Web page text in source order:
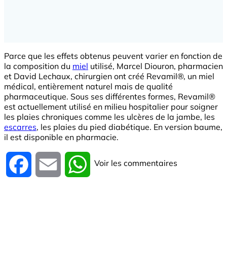
Parce que les effets obtenus peuvent varier en fonction de
la composition du miel utilisé, Marcel Diouron, pharmacien
et David Lechaux, chirurgien ont créé Revamil®, un miel
médical, entièrement naturel mais de qualité
pharmaceutique. Sous ses différentes formes, Revamil®
est actuellement utilisé en milieu hospitalier pour soigner
les plaies chroniques comme les ulcères de la jambe, les
escarres, les plaies du pied diabétique. En version baume,
il est disponible en pharmacie.
Facebook Email WhatsApp
Voir les commentaires